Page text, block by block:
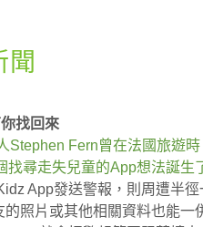
找回來
Stephen Fern曾在法國旅遊
尋走失兒童的App想法誕生
App發送警報，則周遭半徑
照片或其他相關資料也能一